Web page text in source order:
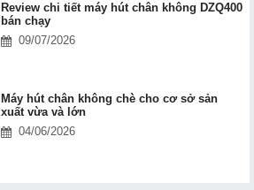
Review chi tiết máy hút chân không DZQ400
bán chạy
09/07/2026
Máy hút chân không chè cho cơ sở sản
xuất vừa và lớn
04/06/2026